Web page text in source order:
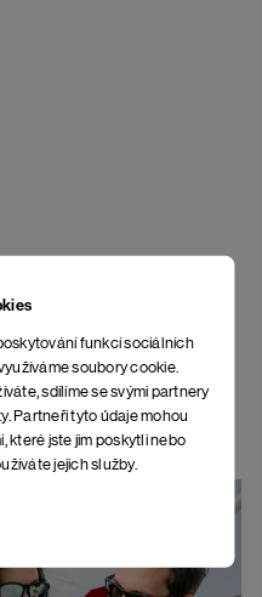
funkcí sociálních
soubory cookie.
sdílíme se svými partnery
Partneři tyto údaje mohou
které jste jim poskytli nebo
jejich služby.
Sluneční brýle Luceo Rubra
998 Kč